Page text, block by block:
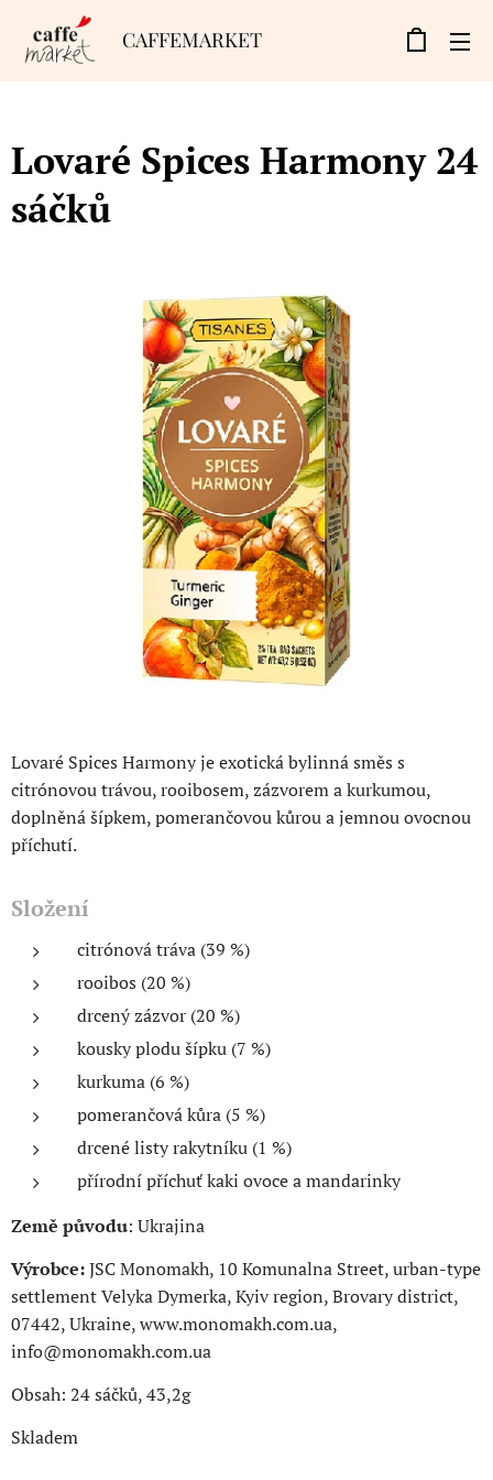
CAFFEMARKET
Lovaré Spices Harmony 24
sáčků
Lovaré Spices Harmony je exotická bylinná směs s
citrónovou trávou, rooibosem, zázvorem a kurkumou,
doplněná šípkem, pomerančovou kůrou a jemnou ovocnou
příchutí.
Složení
citrónová tráva (39 %)
rooibos (20 %)
drcený zázvor (20 %)
kousky plodu šípku (7 %)
kurkuma (6 %)
pomerančová kůra (5 %)
drcené listy rakytníku (1 %)
přírodní příchuť kaki ovoce a mandarinky
Země původu: Ukrajina
Výrobce:JSC Monomakh, 10 Komunalna Street, urban-type
settlement Velyka Dymerka, Kyiv region, Brovary district,
07442, Ukraine, www.monomakh.com.ua,
info@monomakh.com.ua
Obsah: 24 sáčků, 43,2g
Skladem